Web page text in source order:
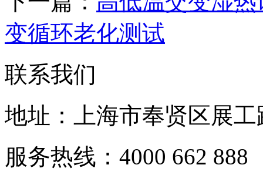
变循环老化测试
联系我们
地址：上海市奉贤区展工
服务热线：4000 662 888